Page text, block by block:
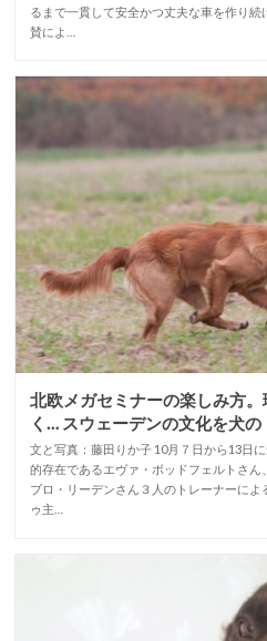
るまで一貫して安全かつ丈夫な車を作り
賛によ…
北欧メガセミナーの楽しみ方
く… スウェーデンの文化を犬
文と写真：藤田りか子 10月７日から13日
的存在であるエヴァ・ボッドフェルトさ
ブロ・リーデンさん３人のトレーナーに
ゥ主…